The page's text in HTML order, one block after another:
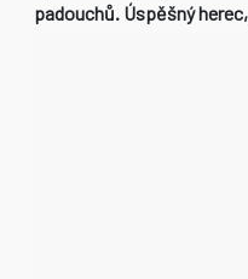
padouchů. Úspěšný